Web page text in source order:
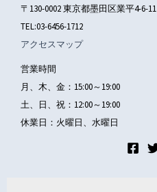
〒130-0002 東京都墨田区業平4-6-11
TEL:03-6456-1712
アクセスマップ
営業時間
月、木、金：15:00～19:00
土、日、祝：12:00～19:00
休業日：火曜日、水曜日